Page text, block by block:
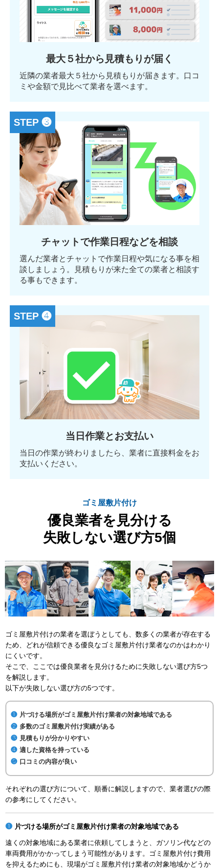
最大５社から見積もりが届く
近隣の業者最大５社から見積もりが届きます。口コ
ミや金額で見比べて業者を選べます。
STEP ❸
チャットで作業日程などを相談
選んだ業者とチャットで作業日程や気になる事を相
談しましょう。見積もりが来た全ての業者と相談す
る事もできます。
STEP ❹
当日作業とお支払い
当日の作業が終わりましたら、業者に直接料金をお
支払いください。
ゴミ屋敷片付け
優良業者を見分ける
失敗しない選び方5個
ゴミ屋敷片付けの業者を選ぼうとしても、数多くの業者が存在する
ため、どれが信頼できる優良なゴミ屋敷片付け業者なのかはわかり
にくいです。
そこで、ここでは優良業者を見分けるために失敗しない選び方5つ
を解説します。
以下が失敗しない選び方の5つです。
片づける場所がゴミ屋敷片付け業者の対象地域である
多数のゴミ屋敷片付け実績がある
見積もりが分かりやすい
適した資格を持っている
口コミの内容が良い
それぞれの選び方について、順番に解説しますので、業者選びの際
の参考にしてください。
片づける場所がゴミ屋敷片付け業者の対象地域である
遠くの対象地域にある業者に依頼してしまうと、ガソリン代などの
車両費用がかかってしまう可能性があります。ゴミ屋敷片付け費用
を抑えるためにも、現場がゴミ屋敷片付け業者の対象地域かどうか